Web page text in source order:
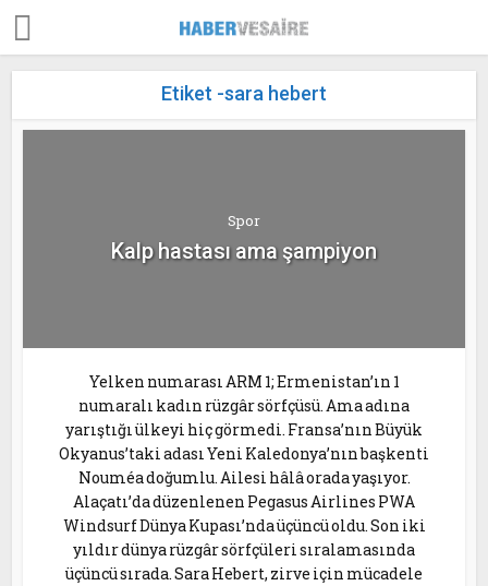
Etiket -sara hebert
Spor
Kalp hastası ama şampiyon
Yelken numarası ARM 1; Ermenistan’ın 1
numaralı kadın rüzgâr sörfçüsü. Ama adına
yarıştığı ülkeyi hiç görmedi. Fransa’nın Büyük
Okyanus’taki adası Yeni Kaledonya’nın başkenti
Nouméa doğumlu. Ailesi hâlâ orada yaşıyor.
Alaçatı’da düzenlenen Pegasus Airlines PWA
Windsurf Dünya Kupası’nda üçüncü oldu. Son iki
yıldır dünya rüzgâr sörfçüleri sıralamasında
üçüncü sırada. Sara Hebert, zirve için mücadele